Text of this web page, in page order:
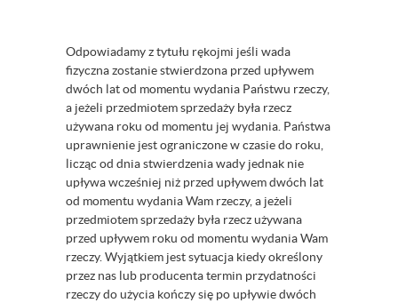
Odpowiadamy z tytułu rękojmi jeśli wada
fizyczna zostanie stwierdzona przed upływem
dwóch lat od momentu wydania Państwu rzeczy,
a jeżeli przedmiotem sprzedaży była rzecz
używana roku od momentu jej wydania. Państwa
uprawnienie jest ograniczone w czasie do roku,
licząc od dnia stwierdzenia wady jednak nie
upływa wcześniej niż przed upływem dwóch lat
od momentu wydania Wam rzeczy, a jeżeli
przedmiotem sprzedaży była rzecz używana
przed upływem roku od momentu wydania Wam
rzeczy. Wyjątkiem jest sytuacja kiedy określony
przez nas lub producenta termin przydatności
rzeczy do użycia kończy się po upływie dwóch